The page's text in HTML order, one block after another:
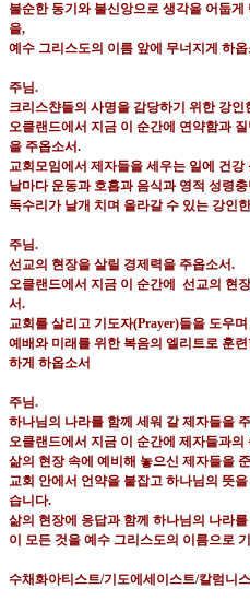
불순한 동기와 불신앙으로 생각을 어둡
을,
예수 그리스도의 이름 앞에 무너지게 하옵
주님.
크리스챤들의 사명을 감당하기 위한 강인
오클랜드에서 지금 이 순간에 연약함과
을 주옵소서.
교회모임에서 제자들을 세우는 일에 건
날마다 운동과 호흡과 음식과 영적 성령
독수리가 날개 치며 올라갈 수 있는 강인
주님.
선교의 현장을 살릴 경제력을 주옵소서.
오클랜드에서 지금 이 순간에
선교의 현
서.
교회를 살리고 기도자(Prayer)들을 도우
예배와 미래를 위한 복음의 엘리트로 훈
하게 하옵소서
주님.
하나님의 나라를 함께 세워 갈 제자들을
오클랜드에서 지금 이 순간에 제자들과의
삶의 현장 속에 예비해 놓으신 제자들을
교회 안에서 언약을 붙잡고 하나님의 뜻
습니다.
삶의 현장에 응답과 함께 하나님의 나라
이 모든 것을 예수 그리스도의 이름으로
수채화아티스트/기도에세이스트/칼럼니